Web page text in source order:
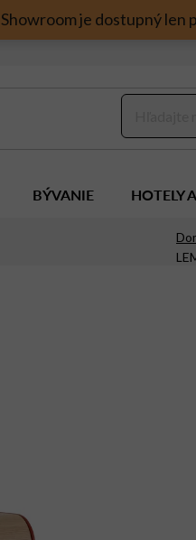
Showroom je dostupný len
BÝVANIE HOTELY